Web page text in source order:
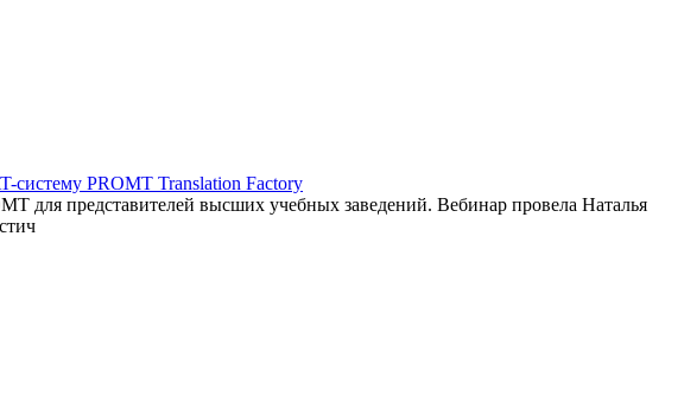
систему PROMT Translation Factory
для представителей высших учебных заведений. Вебинар провела Наталья